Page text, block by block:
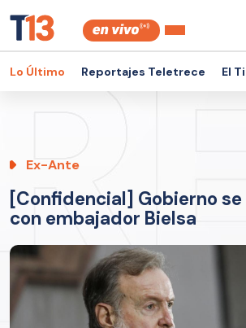
Lo Último Reportajes Teletrece El
Ex-Ante
[Confidencial] Gobierno
con embajador Bielsa